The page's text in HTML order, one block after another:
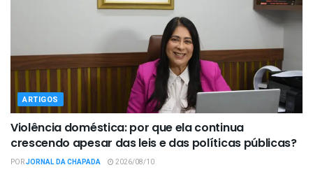
ARTIGOS
Violência doméstica: por que ela continua
crescendo apesar das leis e das políticas públicas?
PORJORNAL DA CHAPADA 2026/08/10